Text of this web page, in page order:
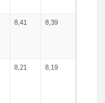
8,41 8,39
8,21 8,19